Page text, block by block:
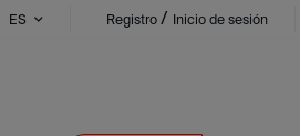
ES Registro / Inicio de sesión